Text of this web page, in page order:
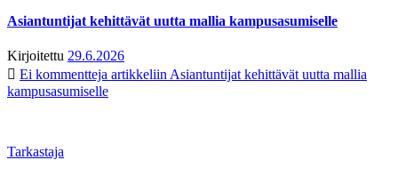
Asiantuntijat kehittävät uutta mallia kampusasumiselle
Kirjoitettu 29.6.2026
Ei kommentteja artikkeliin Asiantuntijat kehittävät uutta mallia
kampusasumiselle
Tarkastaja